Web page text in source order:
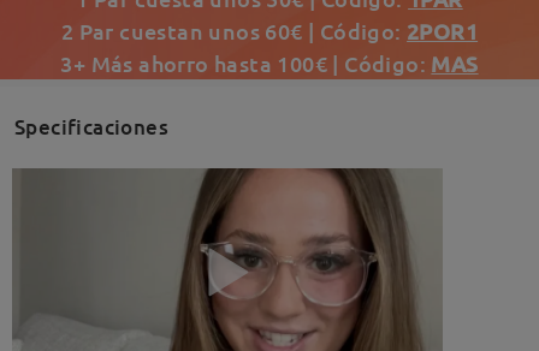
2 Par cuestan unos 60€ | Código: 2POR1
3+ Más ahorro hasta 100€ | Código: MAS
Specificaciones